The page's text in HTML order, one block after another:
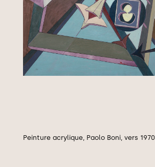
Peinture acrylique, Paolo Boni, vers 1970